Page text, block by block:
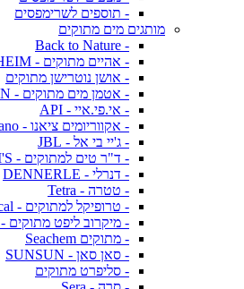
- תוספים לשרימפסים
מותגים מים מתוקים
- Back to Nature
- אהיים מתוקים - EHEIM
- אושן נוטרישן מתוקים
- אטמן מים מתוקים - ATMAN
- אי.פי.איי - API
- אקווריומים ציאנו - Ciano
- ג'יי בי אל - JBL
- ד"ר טים למתוקים - DR. TIM'S
- דנרלי - DENNERLE
- טטרה - Tetra
- טרופיקל למתוקים - Tropical
- מיקרוב ליפט מתוקים - MICROBE LIFT
- מתוקים Seachem
- סאן סאן - SUNSUN
- סליפרט מתוקים